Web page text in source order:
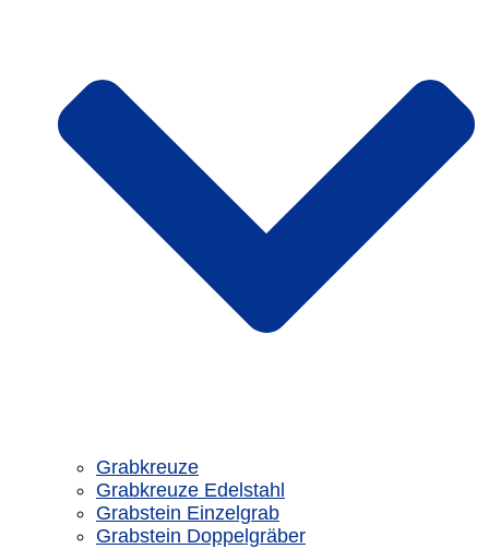
Grabkreuze
Grabkreuze Edelstahl
Grabstein Einzelgrab
Grabstein Doppelgräber